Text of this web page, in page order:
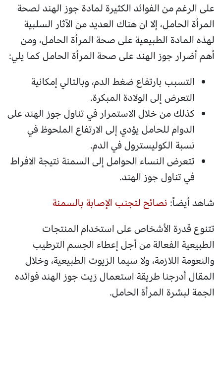
على الرغم من الفوائد الكثيرة لمادة جوز الهند لصحة
المرأة الحامل، إلا ان هناك العديد من الآثار السلبية
لهذه المادة الطبيعية على صحة المرأة الحامل، ومن
أهم أضرار جوز الهند على صحة المرأة الحامل كما يلي:
التسبب بارتفاع ضغط الدم، وبالتالي إمكانية
التعرض إلى الولادة المبكرة.
كذلك من خلال الاستمرار في تناول جوز الهند على
الدوام للحامل يؤدي إلى الارتفاع الملحوظ في
نسبة الكوليسترول في الدم.
تتعرض النساء الحوامل إلى السمنة نتيجة الافراط
في تناول جوز الهند.
شاهد أيضاً: نصائح لتجنب الإصابة بالسمنة
تتنوع قدرة الأشخاص على استخدام المنتجات
الطبيعية الفعالة من أجل إعطاء الجسم الترطيب
والنعومة اللازمة، ولا سيما الزيوت الطبيعية، وخلال
المقال أدرجنا طريقة استعمال زيت جوز الهند فوائده
الجمة لبشرة المرأة الحامل.